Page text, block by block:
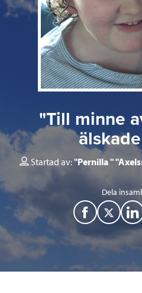
"Till minne
Startad av:"Pernilla "
Dela
F
a
T
w